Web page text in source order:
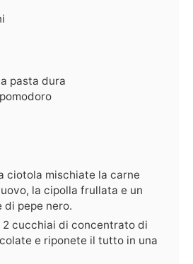
pasta dura
ciotola mischiate la carne
la cipolla frullata e un
di pepe nero.
2 cucchiai di concentrato di
e riponete il tutto in una